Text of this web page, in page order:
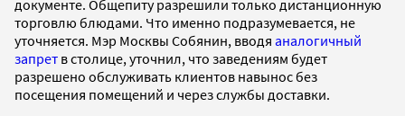
документе. Общепиту разрешили только дистанционную
торговлю блюдами. Что именно подразумевается, не
уточняется. Мэр Москвы Собянин, вводя аналогичный
запрет в столице, уточнил, что заведениям будет
разрешено обслуживать клиентов навынос без
посещения помещений и через службы доставки.